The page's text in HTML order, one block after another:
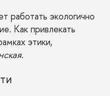
экологично
Как привлекать
этики,
.